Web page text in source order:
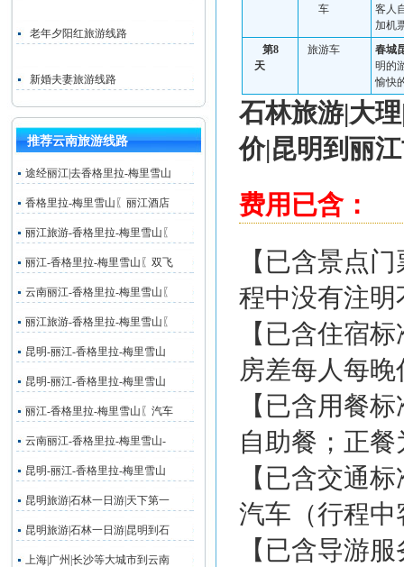
老年夕阳红旅游线路
新婚夫妻旅游线路
推荐云南旅游线路
途经丽江|去香格里拉-梅里雪山
香格里拉-梅里雪山〖丽江酒店
丽江旅游-香格里拉-梅里雪山〖
丽江-香格里拉-梅里雪山〖双飞
云南丽江-香格里拉-梅里雪山〖
丽江旅游-香格里拉-梅里雪山〖
昆明-丽江-香格里拉-梅里雪山
昆明-丽江-香格里拉-梅里雪山
丽江-香格里拉-梅里雪山〖汽车
云南丽江-香格里拉-梅里雪山-
昆明-丽江-香格里拉-梅里雪山
昆明旅游|石林一日游|天下第一
昆明旅游|石林一日游|昆明到石
上海|广州|长沙等大城市到云南
车
客人
加机
第8
天
旅游车 春城
明的
愉快
石林旅游|大理
价|昆明到丽
费用已含：
【已含景点
程中没有注
【已含住宿
房差每人每
【已含用餐
自助餐；正
【已含交通
汽车（行程
【已含导游